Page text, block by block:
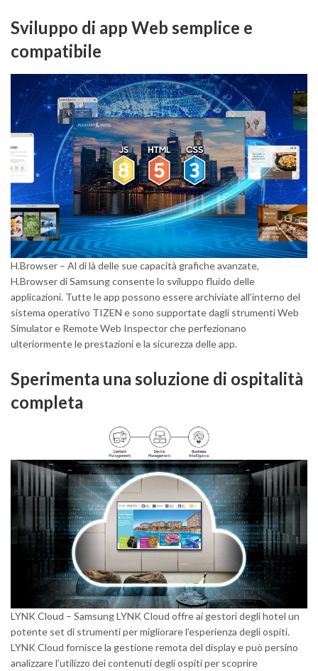
Sviluppo di app Web semplice e
compatibile
H.Browser – Al di là delle sue capacità grafiche avanzate,
H.Browser di Samsung consente lo sviluppo fluido delle
applicazioni. Tutte le app possono essere archiviate all’interno del
sistema operativo TIZEN e sono supportate dagli strumenti Web
Simulator e Remote Web Inspector che perfezionano
ulteriormente le prestazioni e la sicurezza delle app.
Sperimenta una soluzione di ospitalità
completa
LYNK Cloud – Samsung LYNK Cloud offre ai gestori degli hotel un
potente set di strumenti per migliorare l’esperienza degli ospiti.
LYNK Cloud fornisce la gestione remota del display e può persino
analizzare l’utilizzo dei contenuti degli ospiti per scoprire